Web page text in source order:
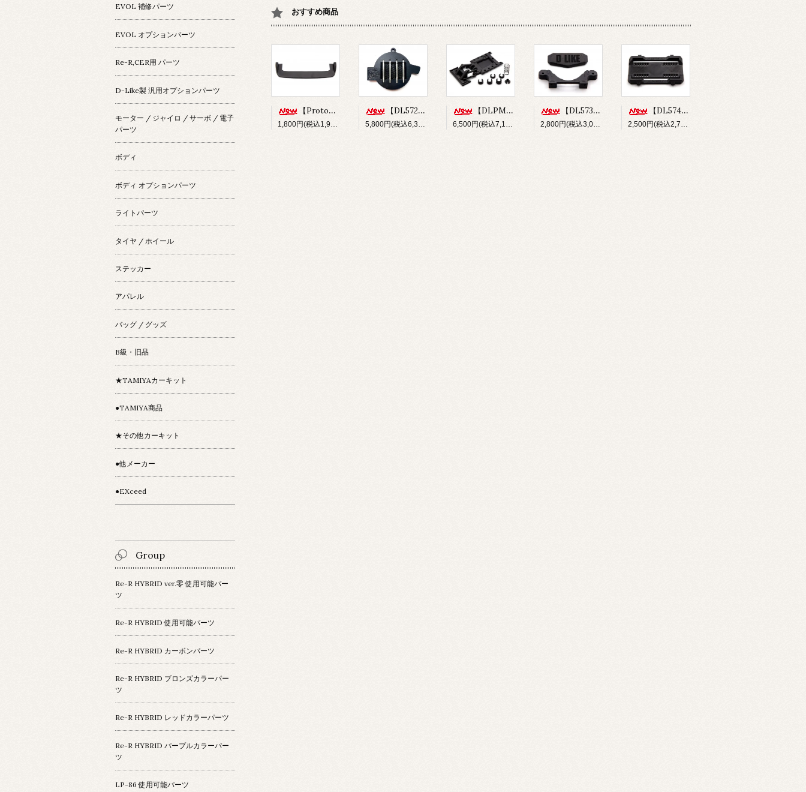
おすすめ商品
【Prototype34】フロントディフューザー
1,800円(税込1,980円)
【DL572】SUS304 ステンレスショックシャフト(φ3x33.5mm)
5,800円(税込6,380円)
【DLPM-OP02】Rear LinkSus for DLPM
6,500円(税込7,150円)
【DL573】バンパー&フロントボディマウントセット(for Re-R HYBRID)
2,800円(税込3,080円)
【DL574】ショートバッテリーホルダー(for Re-R HYBRID)
2,500円(税込2,750円)
EVOL 補修パーツ
EVOL オプションパーツ
Re-R,CER用 パーツ
D-Like製 汎用オプションパーツ
モーター / ジャイロ / サーボ / 電子
パーツ
ボディ
ボディ オプションパーツ
ライトパーツ
タイヤ / ホイール
ステッカー
アパレル
バッグ / グッズ
B級・旧品
★TAMIYAカーキット
●TAMIYA商品
★その他カーキット
●他メーカー
●EXceed
Group
Re-R HYBRID ver.零 使用可能パー
ツ
Re-R HYBRID 使用可能パーツ
Re-R HYBRID カーボンパーツ
Re-R HYBRID ブロンズカラーパー
ツ
Re-R HYBRID レッドカラーパーツ
Re-R HYBRID パープルカラーパー
ツ
LP-86 使用可能パーツ